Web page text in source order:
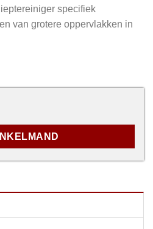
specifiek
van grotere oppervlakken in